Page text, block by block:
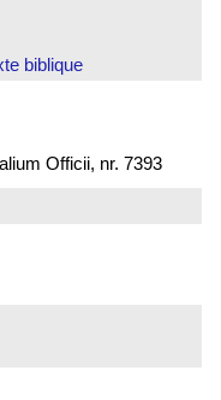
biblique
Officii, nr. 7393